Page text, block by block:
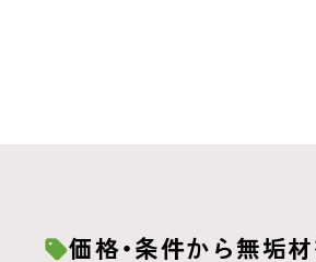
価格・条件から無垢